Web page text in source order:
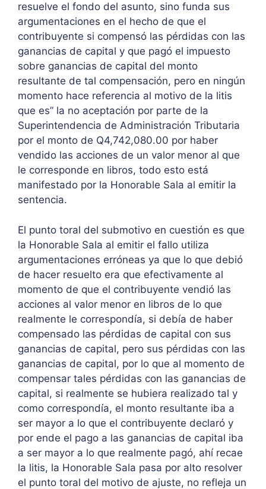
resuelve el fondo del asunto, sino funda sus
argumentaciones en el hecho de que el
contribuyente si compensó las pérdidas con las
ganancias de capital y que pagó el impuesto
sobre ganancias de capital del monto
resultante de tal compensación, pero en ningún
momento hace referencia al motivo de la litis
que es” la no aceptación por parte de la
Superintendencia de Administración Tributaria
por el monto de Q4,742,080.00 por haber
vendido las acciones de un valor menor al que
le corresponde en libros, todo esto está
manifestado por la Honorable Sala al emitir la
sentencia.
El punto toral del submotivo en cuestión es que
la Honorable Sala al emitir el fallo utiliza
argumentaciones erróneas ya que lo que debió
de hacer resuelto era que efectivamente al
momento de que el contribuyente vendió las
acciones al valor menor en libros de lo que
realmente le correspondía, si debía de haber
compensado las pérdidas de capital con sus
ganancias de capital, pero sus pérdidas con las
ganancias de capital, por lo que al momento de
compensar tales pérdidas con las ganancias de
capital, si realmente se hubiera realizado tal y
como correspondía, el monto resultante iba a
ser mayor a lo que el contribuyente declaró y
por ende el pago a las ganancias de capital iba
a ser mayor a lo que realmente pagó, ahí recae
la litis, la Honorable Sala pasa por alto resolver
el punto toral del motivo de ajuste, no refleja un